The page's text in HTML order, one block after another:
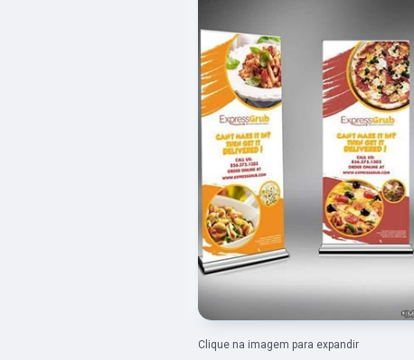
Clique na imagem para expandir